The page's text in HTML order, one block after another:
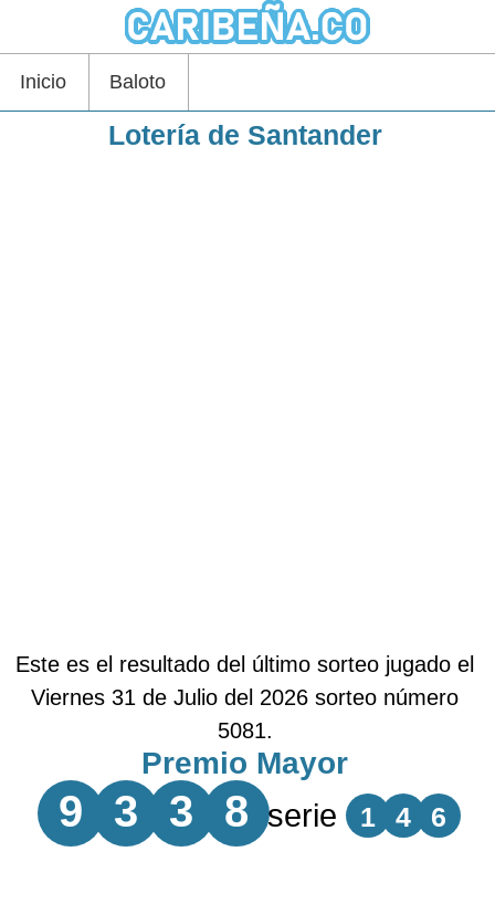
Inicio Baloto
Lotería de Santander
Este es el resultado del último sorteo jugado el
Viernes 31 de Julio del 2026 sorteo número
5081.
Premio Mayor
9 3 3 8 serie 1 4 6